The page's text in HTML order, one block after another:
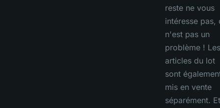
reste ne vous
intéresse pas,
n'est pas un
problème ! Les
articles du lot
sont
mis en vente
séparément. Et